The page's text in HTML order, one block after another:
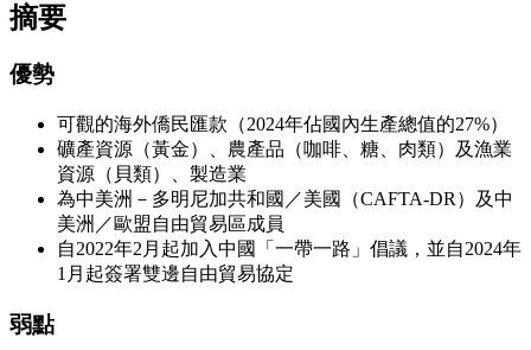
摘要
優勢
可觀的海外僑民匯款（2024年佔國內生產總值的27%）
礦產資源（黃金）、農產品（咖啡、糖、肉類）及漁業
資源（貝類）、製造業
為中美洲－多明尼加共和國／美國（CAFTA-DR）及中
美洲／歐盟自由貿易區成員
自2022年2月起加入中國「一帶一路」倡議，並自2024年
1月起簽署雙邊自由貿易協定
弱點